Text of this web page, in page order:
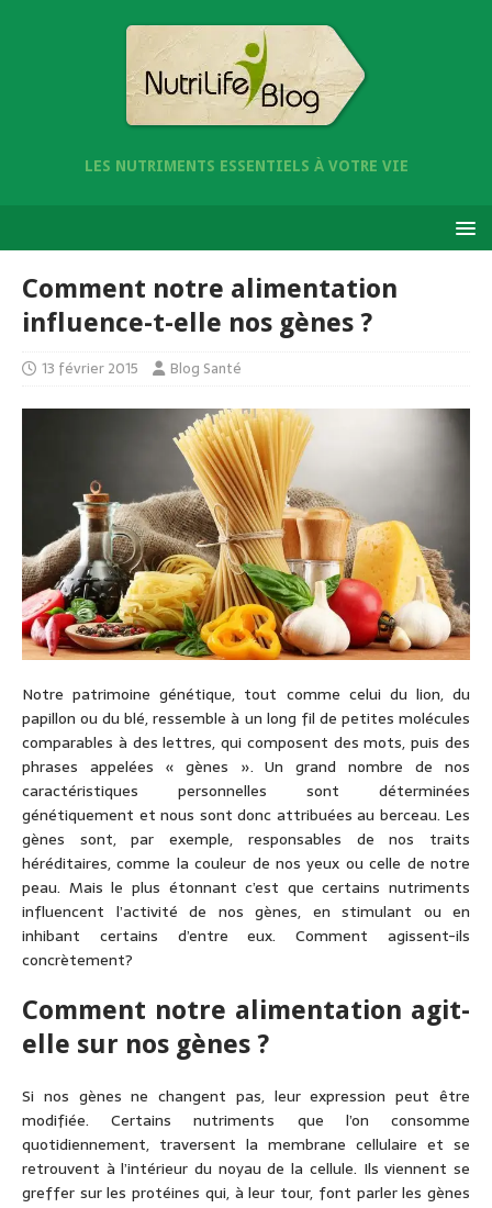
LES NUTRIMENTS ESSENTIELS À VOTRE VIE
Comment notre alimentation
influence-t-elle nos gènes ?
13 février 2015 Blog Santé
Notre patrimoine génétique, tout comme celui du lion, du
papillon ou du blé, ressemble à un long fil de petites molécules
comparables à des lettres, qui composent des mots, puis des
phrases appelées « gènes ». Un grand nombre de nos
caractéristiques personnelles sont déterminées
génétiquement et nous sont donc attribuées au berceau. Les
gènes sont, par exemple, responsables de nos traits
héréditaires, comme la couleur de nos yeux ou celle de notre
peau. Mais le plus étonnant c’est que certains nutriments
influencent l’activité de nos gènes, en stimulant ou en
inhibant certains d’entre eux. Comment agissent-ils
concrètement?
Comment notre alimentation agit-
elle sur nos gènes ?
Si nos gènes ne changent pas, leur expression peut être
modifiée. Certains nutriments que l’on consomme
quotidiennement, traversent la membrane cellulaire et se
retrouvent à l’intérieur du noyau de la cellule. Ils viennent se
greffer sur les protéines qui, à leur tour, font parler les gènes